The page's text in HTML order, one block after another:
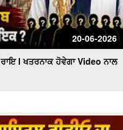
20-06-2026
l ਖਤਰਨਾਕ ਹੋਵੇਗਾ Video ਨਾਲ